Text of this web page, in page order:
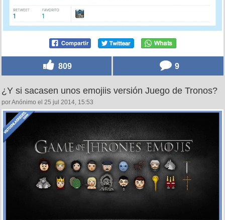
809 9
¿Y si sacasen unos emojiis versión Juego de Tronos?
por Anónimo el 25 jul 2014, 15:53